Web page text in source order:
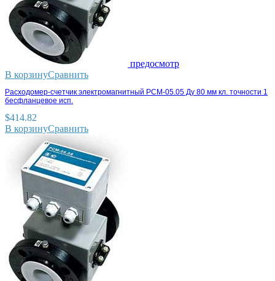
предосмотр
В корзинуСравнить
Расходомер-счетчик электромагнитный РСМ-05.05 Ду 80 мм кл. точности 1
бесфланцевое исп.
$414.82
В корзинуСравнить